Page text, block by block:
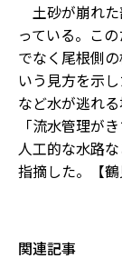
土砂が崩れた
っている。こ
でなく尾根側
いう見方を示
など水が逃れ
「流水管理が
人工的な水路
指摘した。【鶴
関連記事